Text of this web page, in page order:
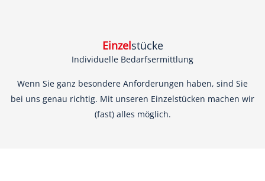
Einzelstücke
Individuelle Bedarfsermittlung
Wenn Sie ganz besondere Anforderungen haben, sind Sie
bei uns genau richtig. Mit unseren Einzelstücken machen wir
(fast) alles möglich.